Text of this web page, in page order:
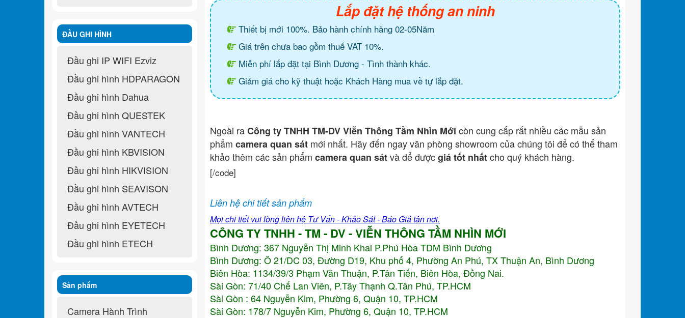
Lắp đặt hệ thống an ninh
Thiết bị mới 100%. Bảo hành chính hãng 02-05Năm
Giá trên chưa bao gồm thuế VAT 10%.
Miễn phí lắp đặt tại Bình Dương - Tình thành khác.
Giảm giá cho kỹ thuật hoặc Khách Hàng mua về tự lắp đặt.
Ngoài raCông ty TNHH TM-DV Viễn Thông Tầm Nhìn Mới còn cung cấp rất nhiều các mẫu sản
phẩm camera quan sát mới nhất. Hãy đến ngay văn phòng showroom của chúng tôi để có thể tham
khảo thêm các sản phẩm camera quan sátvà để đượcgiá tốt nhấtcho quý khách hàng.
[/code]
Liên hệ chi tiết sản phẩm
Mọi chi tiết vui lòng liên hệ Tư Vấn - Khảo Sát - Báo Giá tận nơi.
CÔNG TY TNHH - TM - DV - VIỄN THÔNG TẦM NHÌN MỚI
Bình Dương: 367 Nguyễn Thị Minh Khai P.Phú Hòa TDM Bình Dương
Bình Dương: Ô 21/DC 03, Đường D19, Khu phố 4, Phường An Phú, TX Thuận An, Bình Dương
Biên Hòa: 1134/39/3 Phạm Văn Thuận, P.Tân Tiến, Biên Hòa, Đồng Nai.
Sài Gòn: 71/40 Chế Lan Viên, P.Tây Thạnh Q.Tân Phú, TP.HCM
Sài Gòn : 64 Nguyễn Kim, Phường 6, Quận 10, TP.HCM
Sài Gòn: 178/7 Nguyễn Kim, Phường 6, Quận 10, TP.HCM
ĐẦU GHI HÌNH
Đầu ghi IP WIFI Ezviz
Đầu ghi hình HDPARAGON
Đầu ghi hình Dahua
Đầu ghi hình QUESTEK
Đầu ghi hình VANTECH
Đầu ghi hình KBVISION
Đầu ghi hình HIKVISION
Đầu ghi hình SEAVISON
Đầu ghi hình AVTECH
Đầu ghi hình EYETECH
Đầu ghi hình ETECH
Sản phẩm
Camera Hành Trình